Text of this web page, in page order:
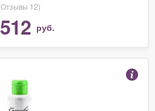
12)
512 руб.